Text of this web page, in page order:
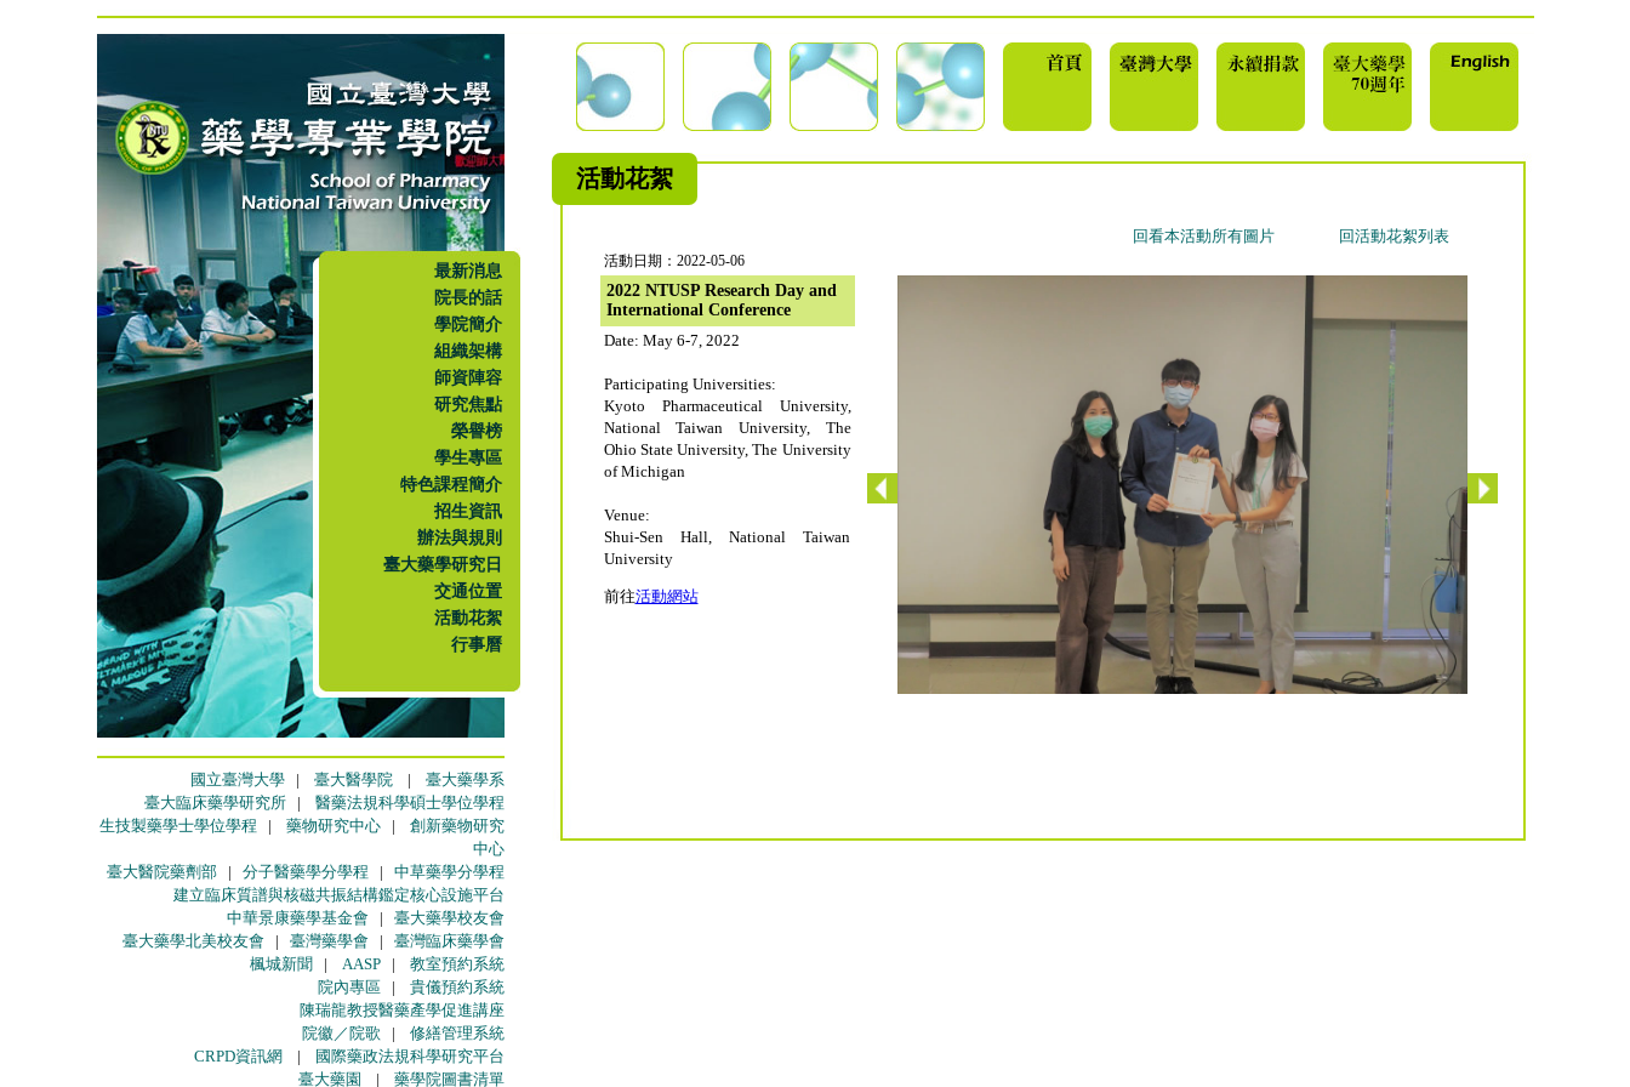
最新消息
院長的話
學院簡介
組織架構
師資陣容
研究焦點
榮譽榜
學生專區
特色課程簡介
招生資訊
辦法與規則
臺大藥學研究日
交通位置
活動花絮
行事曆
國立臺灣大學| 臺大醫學院| 臺大藥學系
臺大臨床藥學研究所| 醫藥法規科學碩士學位學程
生技製藥學士學位學程 | 藥物研究中心| 創新藥物研究
中心
臺大醫院藥劑部| 分子醫藥學分學程 | 中草藥學分學程
建立臨床質譜與核磁共振結構鑑定核心設施平台
中華景康藥學基金會| 臺大藥學校友會
臺大藥學北美校友會| 臺灣藥學會| 臺灣臨床藥學會
楓城新聞 | AASP| 教室預約系統
院內專區| 貴儀預約系統
陳瑞龍教授醫藥產學促進講座
院徽／院歌 | 修繕管理系統
CRPD資訊網 |
國際藥政法規科學研究平台
臺大藥園 | 藥學院圖書清單
活動花絮
回看本活動所有圖片 回活動花絮列表
活動日期：2022-05-06
2022 NTUSP Research Day and
International Conference
Date: May 6-7, 2022
Participating Universities:
Kyoto Pharmaceutical University,
National Taiwan University, The
Ohio State University, The University
of Michigan
Venue:
Shui-Sen Hall, National Taiwan
University
前往活動網站